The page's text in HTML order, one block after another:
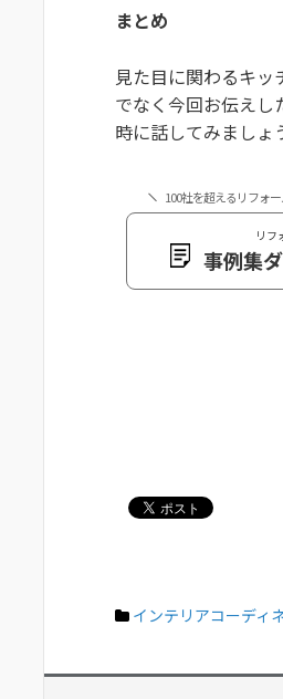
まとめ
見た目に関わるキ
でなく今回お伝えし
時に話してみましょ
100社を超えるリフォ
リフ
事例集
インテリアコーディ